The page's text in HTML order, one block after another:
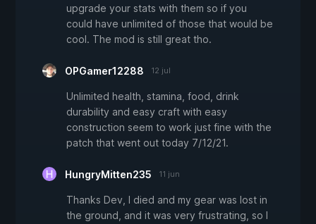
upgrade your stats with them so if you
could have unlimited of those that would be
cool. The mod is still great tho.
OPGamer12288 12 jul
Unlimited health, stamina, food, drink
durability and easy craft with easy
construction seem to work just fine with the
patch that went out today 7/12/21.
HungryMitten235 11 jun
Thanks Dev, I died and my gear was lost in
the ground, and it was very frustrating, so I